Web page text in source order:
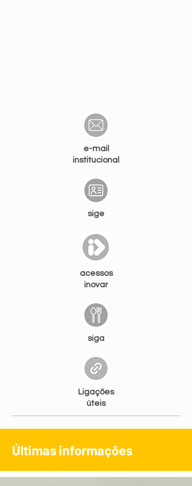
e-mail
institucional
sige
acessos
inovar
siga
Ligações
úteis
Últimas informações